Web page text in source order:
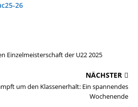
26
Einzelmeisterschaft der U22 2025
NÄCHSTER
um den Klassenerhalt: Ein spannendes
Wochenende